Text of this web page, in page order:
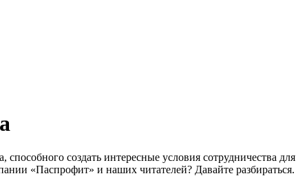
создать интересные условия сотрудничества
«Паспрофит» и наших читателей? Давайте разбираться.